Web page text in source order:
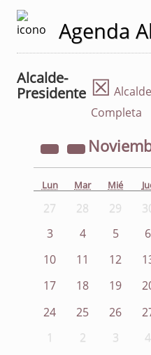
Agenda
Alcalde-
Presidente ☒
Completa
Lun Mar Mié
27 28 29
3
4 5 6
10
11 12
17
18 19
24
25 26
1
2 3 4